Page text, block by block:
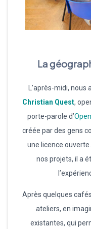
La
L’après-midi,
Christian Quest,
porte-parole d’
créée par des gens
une licence
nos projets, il a
Après quelques
ateliers, en
existantes, qui